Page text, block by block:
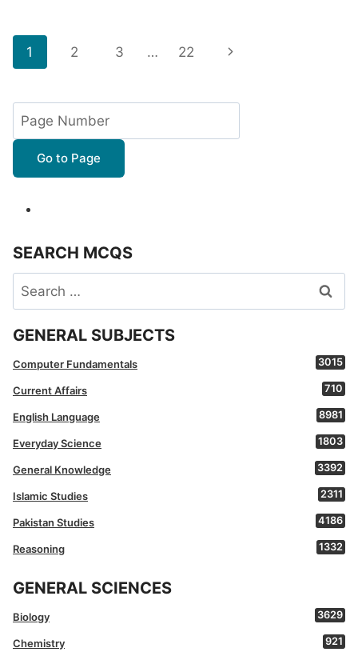
Page
1 2 3 … 22
Next
Go to Page
SEARCH MCQS
Search
for:
GENERAL SUBJECTS
Computer Fundamentals 3015
Current Affairs 710
English Language 8981
Everyday Science 1803
General Knowledge 3392
Islamic Studies 2311
Pakistan Studies 4186
Reasoning 1332
GENERAL SCIENCES
Biology 3629
Chemistry 921